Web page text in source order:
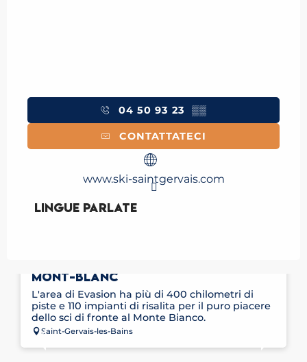
04 50 93 23 ▒▒
CONTATTATECI
www.ski-saintgervais.com
Lingue parlate
Lingue parlate
MONT-BLANC
L'area di Evasion ha più di 400 chilometri di
piste e 110 impianti di risalita per il puro piacere
dello sci di fronte al Monte Bianco.
Saint-Gervais-les-Bains